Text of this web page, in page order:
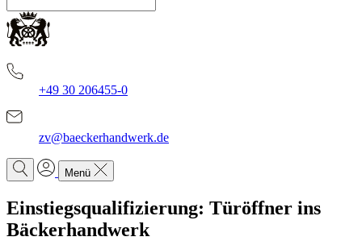
+49 30 206455-0
zv@baeckerhandwerk.de
Menü
Einstiegsqualifizierung: Türöffner ins
Bäckerhandwerk